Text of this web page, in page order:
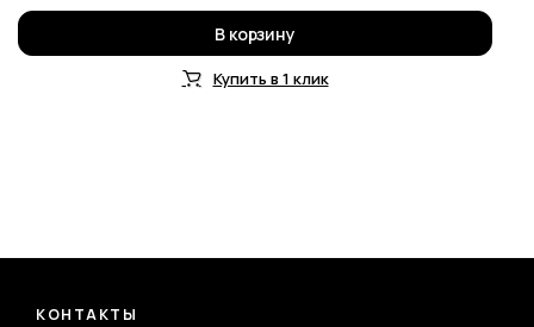
В корзину
Купить в 1 клик
КОНТАКТЫ